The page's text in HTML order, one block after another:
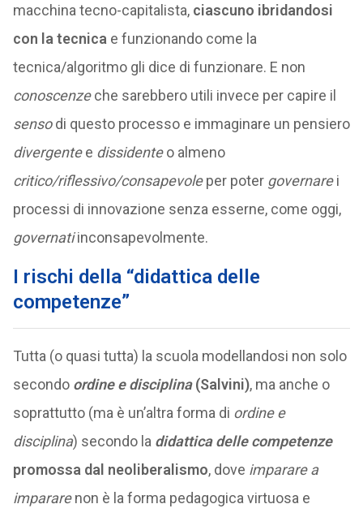
macchina tecno-capitalista, ciascuno ibridandosi
con la tecnica e funzionando come la
tecnica/algoritmo gli dice di funzionare. E non
conoscenzeche sarebbero utili invece per capire il
sensodi questo processo e immaginare un pensiero
divergentee dissidenteo almeno
critico/riflessivo/consapevoleper poter governarei
processi di innovazione senza esserne, come oggi,
governatiinconsapevolmente.
I rischi della “didattica delle
competenze”
Tutta (o quasi tutta) la scuola modellandosi non solo
secondo ordine e disciplina(Salvini), ma anche o
soprattutto (ma è un’altra forma di ordine e
disciplina) secondo la didattica delle competenze
promossa dal neoliberalismo, dove imparare a
impararenon è la forma pedagogica virtuosa e